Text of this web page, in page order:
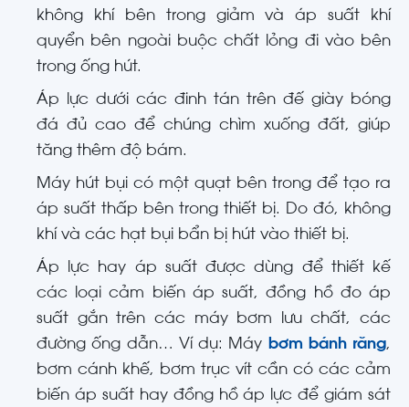
không khí bên trong giảm và áp suất khí
quyển bên ngoài buộc chất lỏng đi vào bên
trong ống hút.
Áp lực dưới các đinh tán trên đế giày bóng
đá đủ cao để chúng chìm xuống đất, giúp
tăng thêm độ bám.
Máy hút bụi có một quạt bên trong để tạo ra
áp suất thấp bên trong thiết bị. Do đó, không
khí và các hạt bụi bẩn bị hút vào thiết bị.
Áp lực hay áp suất được dùng để thiết kế
các loại cảm biến áp suất, đồng hồ đo áp
suất gắn trên các máy bơm lưu chất, các
đường ống dẫn… Ví dụ: Máy bơm bánh răng,
bơm cánh khế, bơm trục vít cần có các cảm
biến áp suất hay đồng hồ áp lực để giám sát